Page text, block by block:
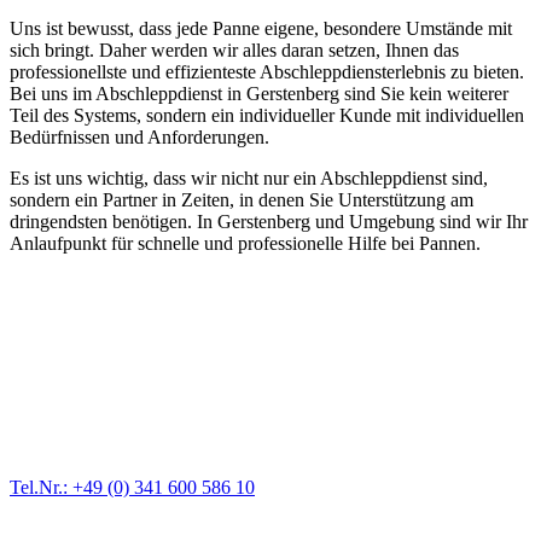
Uns ist bewusst, dass jede Panne eigene, besondere Umstände mit
sich bringt. Daher werden wir alles daran setzen, Ihnen das
professionellste und effizienteste Abschleppdiensterlebnis zu bieten.
Bei uns im Abschleppdienst in Gerstenberg sind Sie kein weiterer
Teil des Systems, sondern ein individueller Kunde mit individuellen
Bedürfnissen und Anforderungen.
Es ist uns wichtig, dass wir nicht nur ein Abschleppdienst sind,
sondern ein Partner in Zeiten, in denen Sie Unterstützung am
dringendsten benötigen. In Gerstenberg und Umgebung sind wir Ihr
Anlaufpunkt für schnelle und professionelle Hilfe bei Pannen.
Tel.Nr.: +49 (0) 341 600 586 10